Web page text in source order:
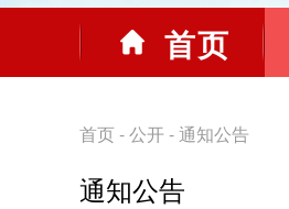
首页
首页-公开 -通知公告
通知公告